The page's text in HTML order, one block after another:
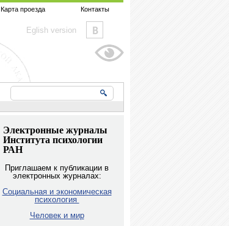
Карта проезда Контакты
Eglish version
Электронные журналы
Института психологии
РАН
Приглашаем к публикации в
электронных журналах:
Социальная и экономическая
психология
Человек и мир